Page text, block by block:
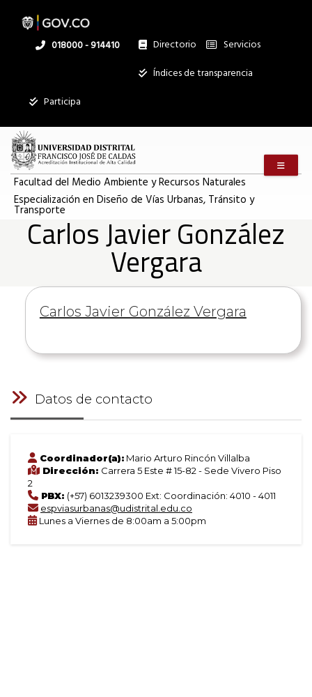
contenido
Linea
018000 - 914410 Directorio
Institucional
Servicios
Índices de transparencia
Participa
Facultad del Medio Ambiente y Recursos Naturales
Especialización en Diseño de Vías Urbanas, Tránsito y
Transporte
Carlos Javier González
Vergara
Información
Carlos Javier González Vergara
Datos de contacto
Coordinador(a): Mario Arturo Rincón Villalba
Dirección: Carrera 5 Este # 15-82 - Sede Vivero Piso
2
PBX: (+57) 6013239300 Ext: Coordinación: 4010 - 4011
espviasurbanas@udistrital.edu.co
Lunes a Viernes de 8:00am a 5:00pm